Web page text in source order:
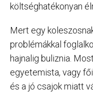
költséghatékonyan
Mert egy
problémákkal
hajnalig buliznia.
egyetemista, vagy
és a jó csajok miatt